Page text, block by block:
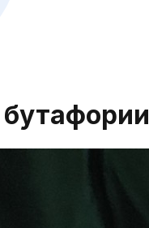
бутафории